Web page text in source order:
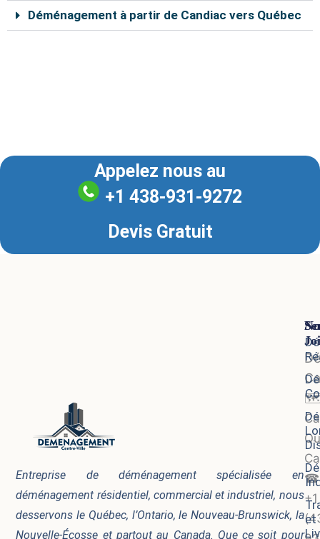
Déménagement à partir de Candiac vers Québec
Appelez nous au
+1 438-931-9272
Devis Gratuit
Entreprise de déménagement spécialisée en
déménagement résidentiel, commercial et industriel, nous
desservons le Québec, l’Ontario, le Nouveau-Brunswick, la
Nouvelle-Écosse et partout au Canada. Que ce soit pour
et
🗺️
☎
+1